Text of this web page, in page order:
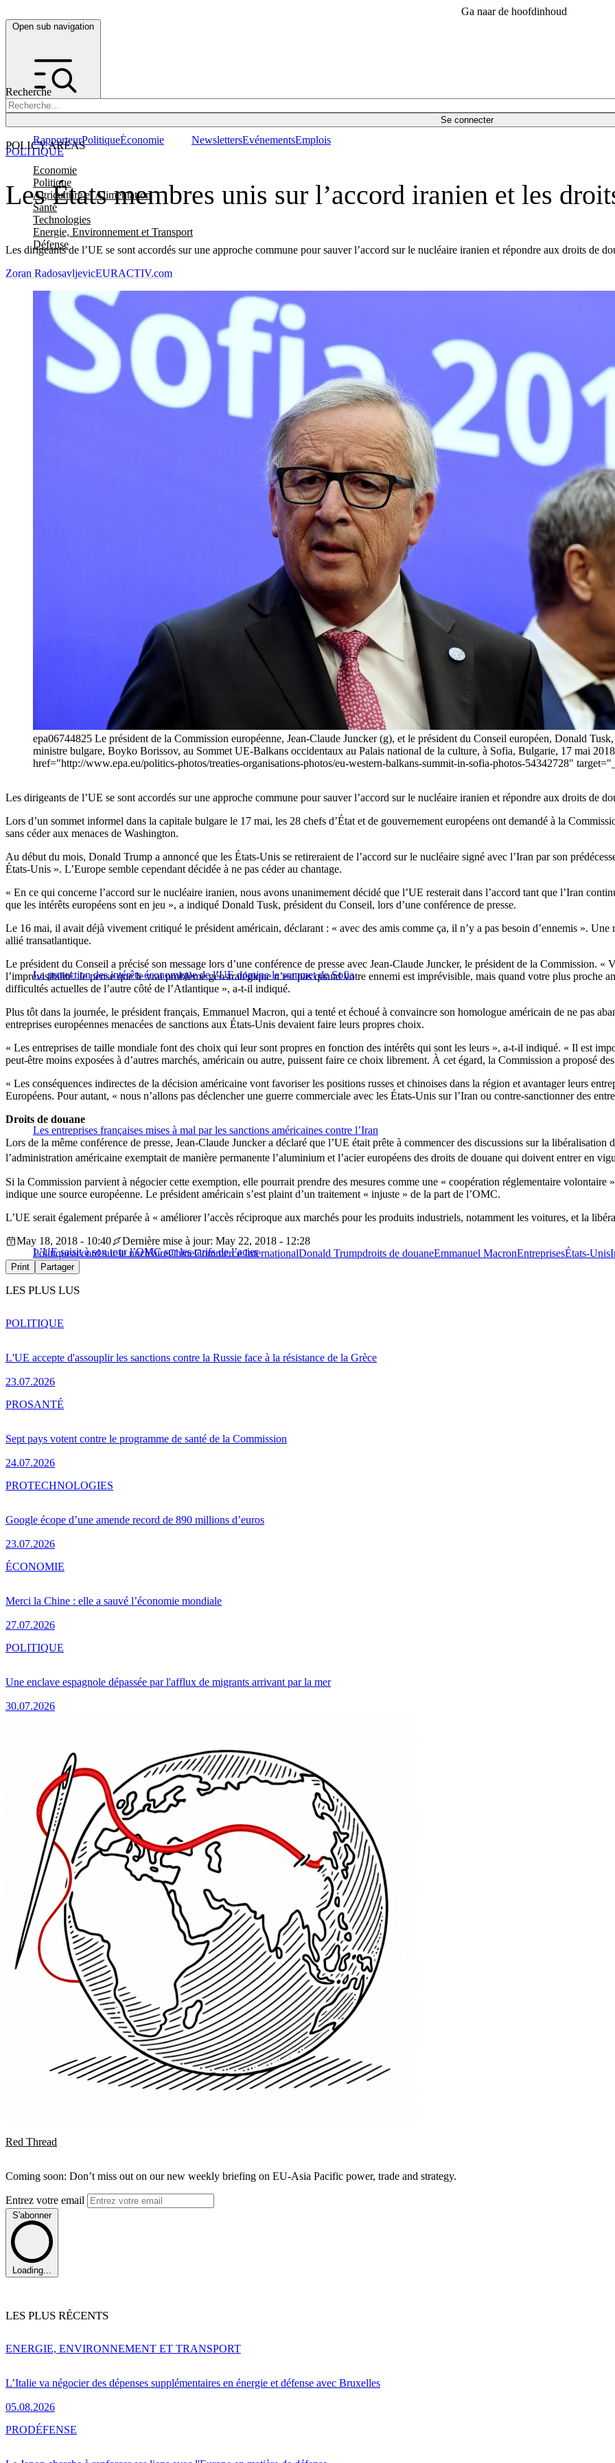
Ga naar de hoofdinhoud
Open sub navigation
Recherche
Se connecter
POLICY AREAS
Economie
Politique
Agriculture et Alimentation
Santé
Technologies
Energie, Environnement et Transport
Défense
RapporteurPolitiqueÉconomie NewslettersEvénementsEmplois
Les États membres unis sur l’accord iranien et les
Les dirigeants de l’UE se sont accordés sur une approche commune pour sauver l’accord sur le nucléaire iranien et répondre aux droits de
POLITIQUE
Zoran RadosavljevicEURACTIV.com
epa06744825 Le président de la Commission européenne, Jean-Claude Juncker (g), et le président du Conseil européen, Donald
ministre bulgare, Boyko Borissov, au Sommet UE-Balkans occidentaux au Palais national de la culture, à Sofia, Bulgarie, 17 mai
href="http://www.epa.eu/politics-photos/treaties-organisations-photos/eu-western-balkans-summit-in-sofia-photos-54342728"
Les dirigeants de l’UE se sont accordés sur une approche commune pour sauver l’accord sur le nucléaire iranien et répondre aux droits de
Lors d’un sommet informel dans la capitale bulgare le 17 mai, les 28 chefs d’État et de gouvernement européens ont demandé à la
sans céder aux menaces de Washington.
Au début du mois, Donald Trump a annoncé que les États-Unis se retireraient de l’accord sur le nucléaire signé avec l’Iran par son
États-Unis ». L’Europe semble cependant décidée à ne pas céder au chantage.
« En ce qui concerne l’accord sur le nucléaire iranien, nous avons unanimement décidé que l’UE resterait dans l’accord tant que l’Iran
que les intérêts européens sont en jeu », a indiqué Donald Tusk, président du Conseil, lors d’une conférence de presse.
Le 16 mai, il avait déjà vivement critiqué le président américain, déclarant : « avec des amis comme ça, il n’y a pas besoin d’ennemis ».
allié transatlantique.
La protection des intérêts économique de l’UE domine le sommet de Sofia
Le président du Conseil a précisé son message lors d’une conférence de presse avec Jean-Claude Juncker, le président de la Commission. «
l’imprévisibilité. Je pense que le vrai problème géostratégique n’est pas quand votre ennemi est imprévisible, mais quand votre plus proche
difficultés actuelles de l’autre côté de l’Atlantique », a-t-il indiqué.
Plus tôt dans la journée, le président français, Emmanuel Macron, qui a tenté et échoué à convaincre son homologue américain de ne pas
entreprises européennes menacées de sanctions aux États-Unis devaient faire leurs propres choix.
« Les entreprises de taille mondiale font des choix qui leur sont propres en fonction des intérêts qui sont les leurs », a-t-il indiqué. « Il est
peut-être moins exposées à d’autres marchés, américain ou autre, puissent faire ce choix librement. À cet égard, la Commission a proposé
« Les conséquences indirectes de la décision américaine vont favoriser les positions russes et chinoises dans la région et avantager leurs
Européens. Pour autant, « nous n’allons pas déclencher une guerre commerciale avec les États-Unis sur l’Iran ou contre-sanctionner des
Les entreprises françaises mises à mal par les sanctions américaines contre l’Iran
Droits de douane
Lors de la même conférence de presse, Jean-Claude Juncker a déclaré que l’UE était prête à commencer des discussions sur la
l’administration américaine exemptait de manière permanente l’aluminium et l’acier européens des droits de douane qui doivent entrer en
Si la Commission parvient à négocier cette exemption, elle pourrait prendre des mesures comme une « coopération réglementaire
indique une source européenne. Le président américain s’est plaint d’un traitement « injuste » de la part de l’OMC.
L’UE serait également préparée à « améliorer l’accès réciproque aux marchés pour les produits industriels, notamment les voitures, et la
L’UE saisit à son tour l’OMC sur les tarifs de l’acier
May 18, 2018 - 10:40
Dernière mise à jour: May 22, 2018 - 12:28
Politiqueaccord sur le nucléaireChineCommerce InternationalDonald Trumpdroits de douaneEmmanuel MacronEntreprisesÉtats-Unis
Print Partager
LES PLUS LUS
L'UE accepte d'assouplir les sanctions contre la Russie face à la résistance de la Grèce
23.07.2026
POLITIQUE
Sept pays votent contre le programme de santé de la Commission
24.07.2026
PROSANTÉ
Google écope d’une amende record de 890 millions d’euros
23.07.2026
PROTECHNOLOGIES
Merci la Chine : elle a sauvé l’économie mondiale
27.07.2026
ÉCONOMIE
Une enclave espagnole dépassée par l'afflux de migrants arrivant par la mer
30.07.2026
POLITIQUE
Red Thread
Coming soon: Don’t miss out on our new weekly briefing on EU-Asia Pacific power, trade and strategy.
Entrez votre email
S'abonner
Loading...
LES PLUS RÉCENTS
L’Italie va négocier des dépenses supplémentaires en énergie et défense avec Bruxelles
05.08.2026
ENERGIE, ENVIRONNEMENT ET TRANSPORT
PRODÉFENSE